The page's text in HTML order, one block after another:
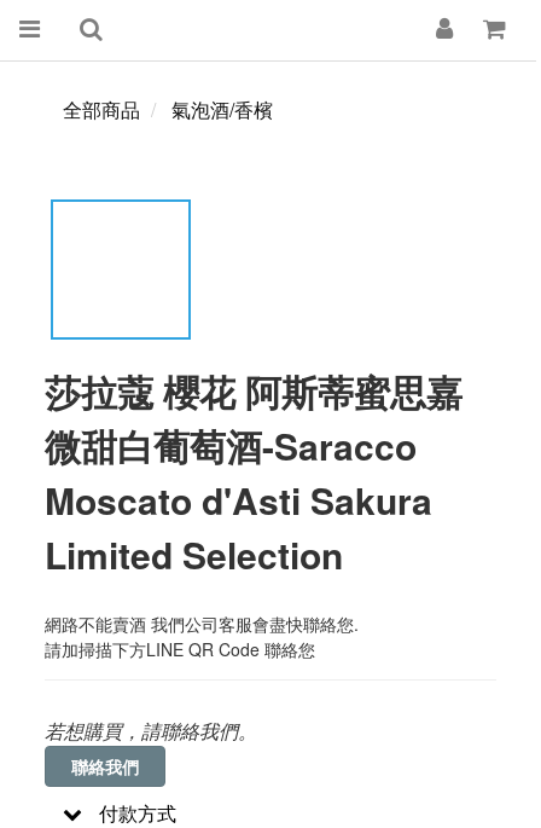
全部商品 氣泡酒/香檳
莎拉蔻 櫻花 阿斯蒂蜜思嘉
微甜白葡萄酒-Saracco
Moscato d'Asti Sakura
Limited Selection
網路不能賣酒 我們公司客服會盡快聯絡您.
請加掃描下方LINE QR Code 聯絡您
若想購買，請聯絡我們。
聯絡我們
付款方式